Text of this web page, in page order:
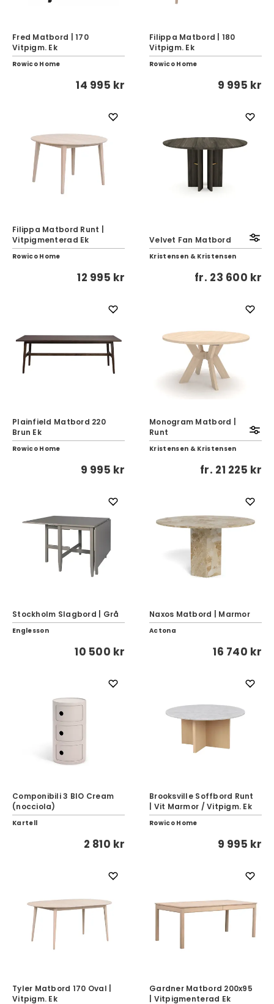
Fred Matbord | 170
Vitpigm. Ek
Rowico Home
14 995 kr
Filippa Matbord | 180
Vitpigm. Ek
Rowico Home
9 995 kr
Filippa Matbord Runt |
Vitpigmenterad Ek
Rowico Home
12 995 kr
Velvet Fan Matbord
Kristensen & Kristensen
fr. 23 600 kr
Plainfield Matbord 220
Brun Ek
Rowico Home
9 995 kr
Monogram Matbord |
Runt
Kristensen & Kristensen
fr. 21 225 kr
Stockholm Slagbord | Grå
Englesson
10 500 kr
Naxos Matbord | Marmor
Actona
16 740 kr
Componibili 3 BIO Cream
(nocciola)
Kartell
2 810 kr
Brooksville Soffbord Runt
| Vit Marmor / Vitpigm. Ek
Rowico Home
9 995 kr
Tyler Matbord 170 Oval |
Vitpigm. Ek
Gardner Matbord 200x95
| Vitpigmenterad Ek